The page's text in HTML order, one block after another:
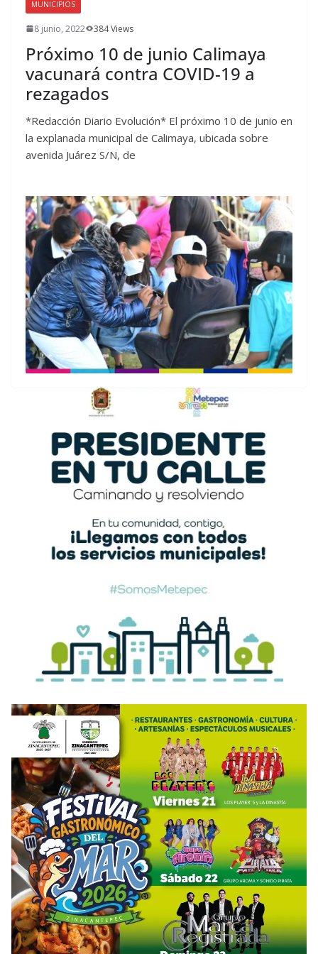
MUNICIPIOS
8 junio, 2022 384 Views
Próximo 10 de junio Calimaya
vacunará contra COVID-19 a
rezagados
*Redacción Diario Evolución* El próximo 10 de junio en
la explanada municipal de Calimaya, ubicada sobre
avenida Juárez S/N, de